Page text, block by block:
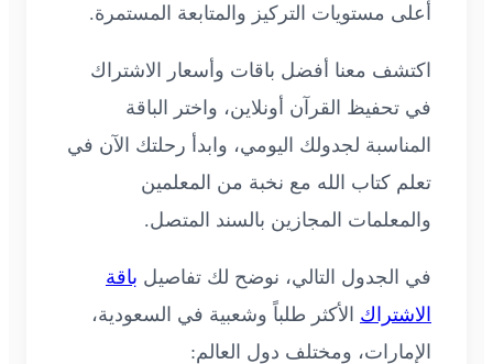
أعلى مستويات التركيز والمتابعة المستمرة.
اكتشف معنا أفضل باقات وأسعار الاشتراك
في تحفيظ القرآن أونلاين، واختر الباقة
المناسبة لجدولك اليومي، وابدأ رحلتك الآن في
تعلم كتاب الله مع نخبة من المعلمين
والمعلمات المجازين بالسند المتصل.
في الجدول التالي، نوضح لك تفاصيل باقة
الاشتراك الأكثر طلباً وشعبية في السعودية،
الإمارات، ومختلف دول العالم: